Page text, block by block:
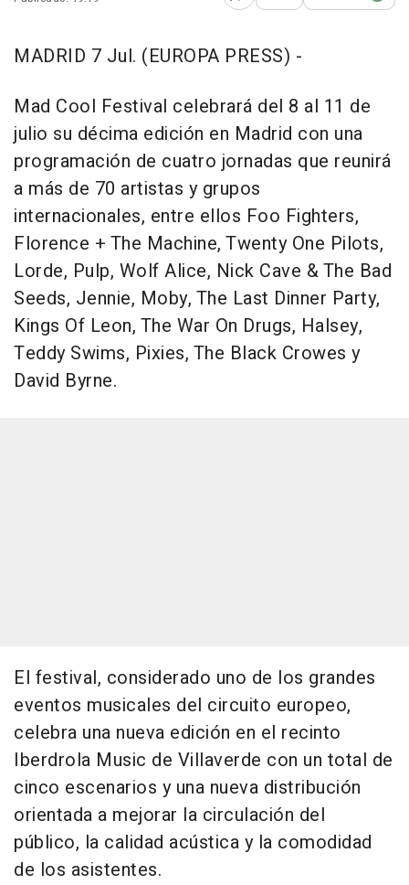
MADRID 7 Jul. (EUROPA PRESS) -
Mad Cool Festival celebrará del 8 al 11 de
julio su décima edición en Madrid con una
programación de cuatro jornadas que reunirá
a más de 70 artistas y grupos
internacionales, entre ellos Foo Fighters,
Florence + The Machine, Twenty One Pilots,
Lorde, Pulp, Wolf Alice, Nick Cave & The Bad
Seeds, Jennie, Moby, The Last Dinner Party,
Kings Of Leon, The War On Drugs, Halsey,
Teddy Swims, Pixies, The Black Crowes y
David Byrne.
El festival, considerado uno de los grandes
eventos musicales del circuito europeo,
celebra una nueva edición en el recinto
Iberdrola Music de Villaverde con un total de
cinco escenarios y una nueva distribución
orientada a mejorar la circulación del
público, la calidad acústica y la comodidad
de los asistentes.